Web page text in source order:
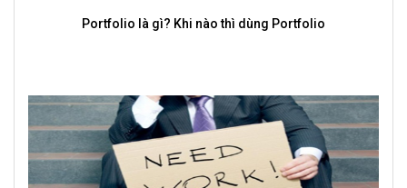
Portfolio là gì? Khi nào thì dùng Portfolio